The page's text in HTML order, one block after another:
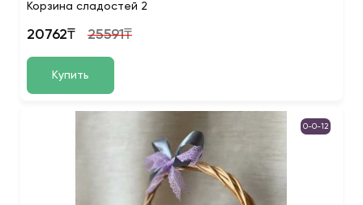
Корзина сладостей 2
20762₸ 25591₸
Купить
0-0-12